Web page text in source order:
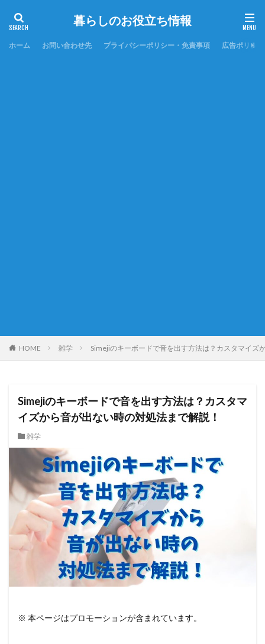
暮らしのお役立ち情報
ホーム お問い合わせ先 プライバシーポリシー・免責事項 広告ポリシー
HOME 雑学 Simejiのキーボードで音を出す方法は？カスタマイズ
Simejiのキーボードで音を出す方法は？カスタマ
イズから音が出ない時の対処法まで解説！
雑学
※ 本ページはプロモーションが含まれています。